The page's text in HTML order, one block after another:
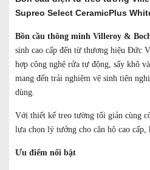
Supreo Select CeramicPlus
Bồn cầu thông minh Villeroy &
sinh cao cấp đến từ thương hiệu Đức
hợp công nghệ rửa tự động, sấy khô
mang đến trải nghiệm vệ sinh tiện
dùng.
Với thiết kế treo tường tối giản cùng
lựa chọn lý tưởng cho căn hộ cao cấp,
Ưu điểm nổi bật